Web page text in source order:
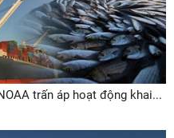
trấn áp hoạt động khai...